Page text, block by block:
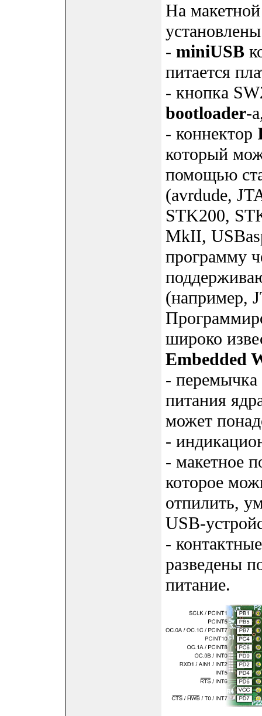
На
- miniUSB
питается
- кнопка
bootloader-
- коннектор
который
помощью
(avrdude,
STK200,
MkII,
программу
(например,
широко
Embedded
-
питания
может
-
- макетное
которое
отпилить,
USB-
-
разведены
питание.